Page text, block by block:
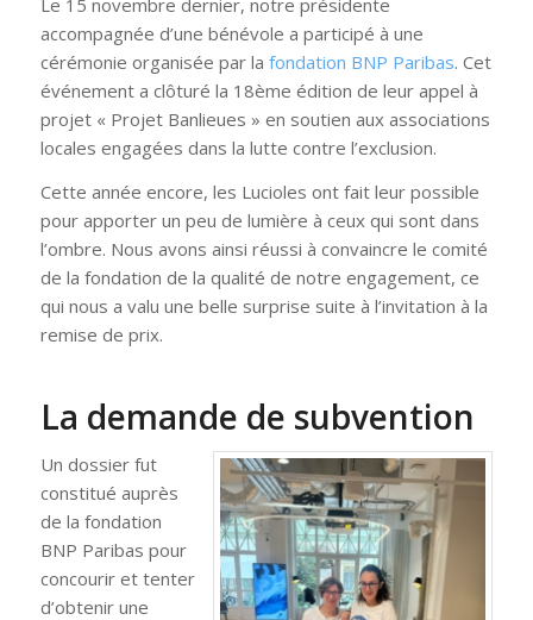
Le 15 novembre dernier, notre présidente
accompagnée d’une bénévole a participé à une
cérémonie organisée par la fondation BNP Paribas. Cet
événement a clôturé la 18ème édition de leur appel à
projet « Projet Banlieues » en soutien aux associations
locales engagées dans la lutte contre l’exclusion.
Cette année encore, les Lucioles ont fait leur possible
pour apporter un peu de lumière à ceux qui sont dans
l’ombre. Nous avons ainsi réussi à convaincre le comité
de la fondation de la qualité de notre engagement, ce
qui nous a valu une belle surprise suite à l’invitation à la
remise de prix.
La demande de subvention
Un dossier fut
constitué auprès
de la fondation
BNP Paribas pour
concourir et tenter
d’obtenir une